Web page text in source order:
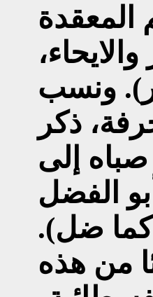
المعقدة
ونسب
ذكر
إلى
الفضل
ضل).
من هذه